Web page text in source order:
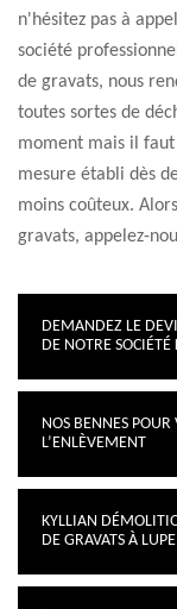
n'hésitez pas à
société
de gravats, nous
toutes sortes de
moment mais il
mesure établi dès
moins coûteux.
gravats, appelez-
DEMANDEZ LE
DE NOTRE
NOS BENNES POUR
L’ENLÈVEMENT
KYLLIAN
DE GRAVATS À LUPE